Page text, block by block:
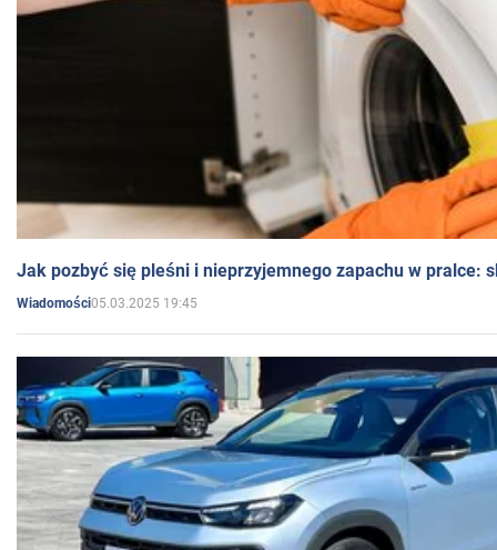
Jak pozbyć się pleśni i nieprzyjemnego zapachu w pralce:
Wiadomości05.03.2025 19:45